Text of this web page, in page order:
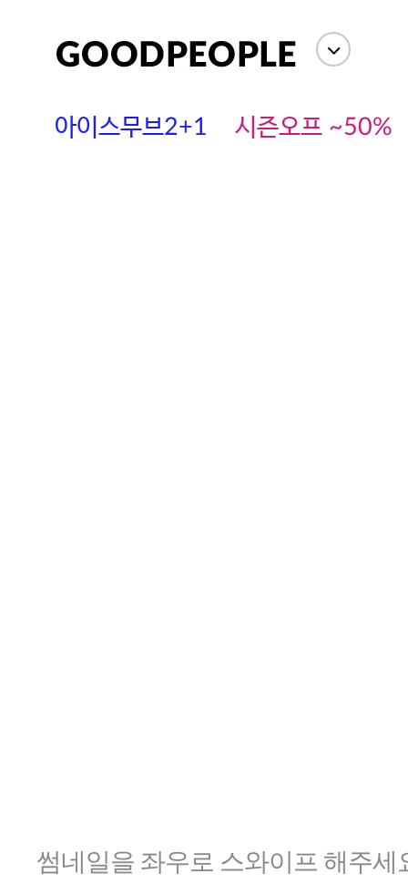
아이스무브2+1 시즌오프 ~50%
썸네일을 좌우로 스와이프 해주세